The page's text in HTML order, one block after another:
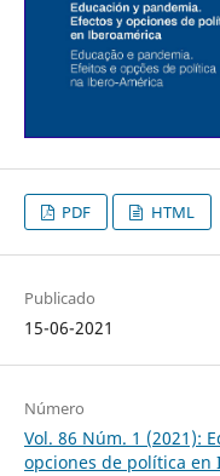
PDF HTML
Publicado
15-06-2021
Número
Vol. 86 Núm. 1 (2021):
opciones de política en